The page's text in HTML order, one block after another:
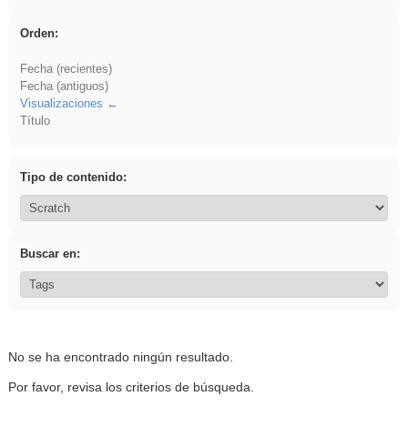
Orden:
Fecha (recientes)
Fecha (antiguos)
Visualizaciones
Título
Tipo de contenido:
Buscar en:
No se ha encontrado ningún resultado.
Por favor, revisa los criterios de búsqueda.